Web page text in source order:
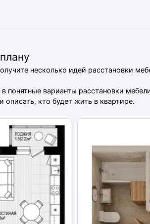
несколько идей расстановки
понятные варианты расстановки
описать, кто будет жить в квартире.